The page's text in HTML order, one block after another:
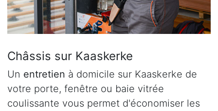
Châssis sur Kaaskerke
Un entretien à domicile sur Kaaskerke de
votre porte, fenêtre ou baie vitrée
coulissante vous permet d'économiser les